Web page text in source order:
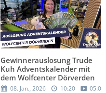
Gewinnerauslosung Trude
Kuh Adventskalender mit
dem Wolfcenter Dörverden
08. Jan., 2026 10:20 05:00